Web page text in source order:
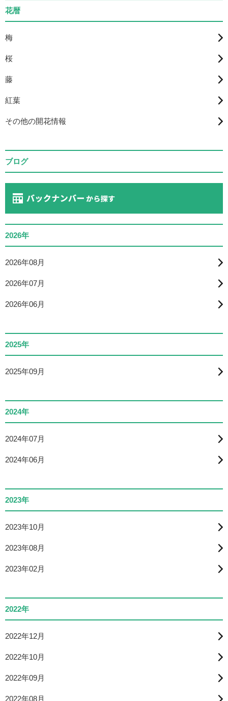
花暦
梅
桜
藤
紅葉
その他の開花情報
ブログ
2026年
2026年08月
2026年07月
2026年06月
2025年
2025年09月
2024年
2024年07月
2024年06月
2023年
2023年10月
2023年08月
2023年02月
2022年
2022年12月
2022年10月
2022年09月
2022年08月